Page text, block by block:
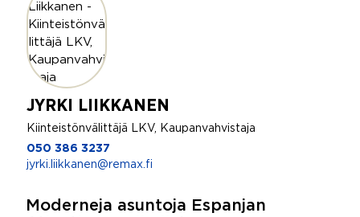
JYRKI LIIKKANEN
Kiinteistönvälittäjä LKV, Kaupanvahvistaja
050 386 3237
jyrki.liikkanen@remax.fi
Moderneja asuntoja Espanjan